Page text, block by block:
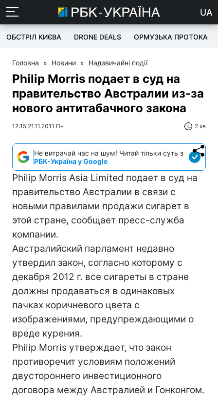
UA
ОБСТРІЛ КИЄВА DRONE DEALS ОРМУЗЬКА ПРОТОКА
Головна » Новини » Надзвичайні події
Philip Morris подает в суд на
правительство Австралии из-за
нового антитабачного закона
12:15 21.11.2011 Пн 2 хв
Не витрачай час на шум! Читай тільки суть з
РБК-Україна у Google
Philip Morris Asia Limited подает в суд на
правительство Австралии в связи с
новыми правилами продажи сигарет в
этой стране, сообщает пресс-служба
компании.
Австралийский парламент недавно
утвердил закон, согласно которому с
декабря 2012 г. все сигареты в стране
должны продаваться в одинаковых
пачках коричневого цвета с
изображениями, предупреждающими о
вреде курения.
Philip Morris утверждает, что закон
противоречит условиям положений
двустороннего инвестиционного
договора между Австралией и Гонконгом.